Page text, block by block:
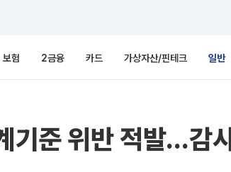
보험 2금융 카드 가상자산/핀테크 일반
기준 위반 적발…감